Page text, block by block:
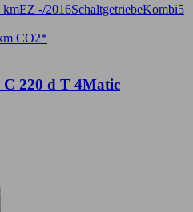
kmEZ -/2016SchaltgetriebeKombi5
CO2*
C 220 d T 4Matic